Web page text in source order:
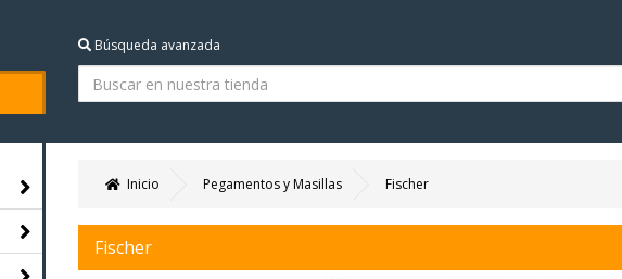
Búsqueda avanzada
Inicio Pegamentos y Masillas Fischer
Fischer